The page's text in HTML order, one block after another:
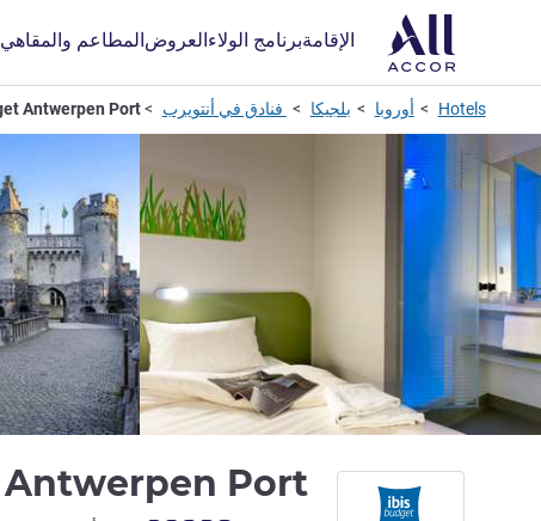
الإقامةبرنامج الولاءالعروضالمطاعم والمقاهي
Hotels أوروبا بلجيكا فنادق في أنتويرب Antwerpen Port
Port